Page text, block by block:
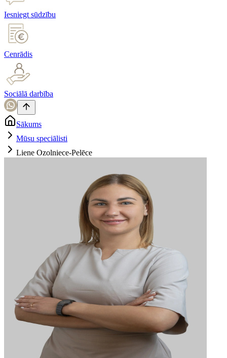
Iesniegt sūdzību
Cenrādis
Sociālā darbība
Sākums
Mūsu speciālisti
Liene Ozolniece-Pelēce